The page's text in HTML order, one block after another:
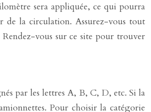
sera appliquée, ce qui pourra
de la circulation. Assurez-vous tout
vous sur ce site pour trouver
par les lettres A, B, C, D, etc. Si la
Pour choisir la catégorie